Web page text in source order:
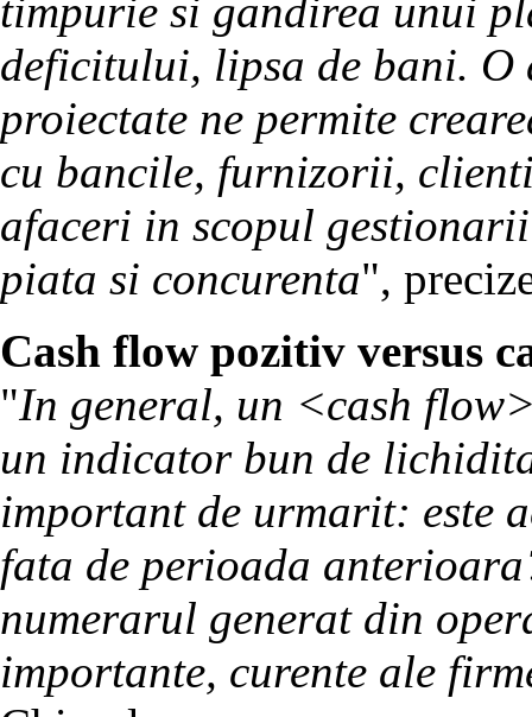
timpurie si gandirea unui
deficitului, lipsa de bani.
proiectate ne permite
cu bancile, furnizorii,
afaceri in scopul
piata si concurenta",
Cash flow pozitiv versus
"In general, un <cash
un indicator bun de
important de urmarit: este
fata de perioada
numerarul generat din
importante, curente ale